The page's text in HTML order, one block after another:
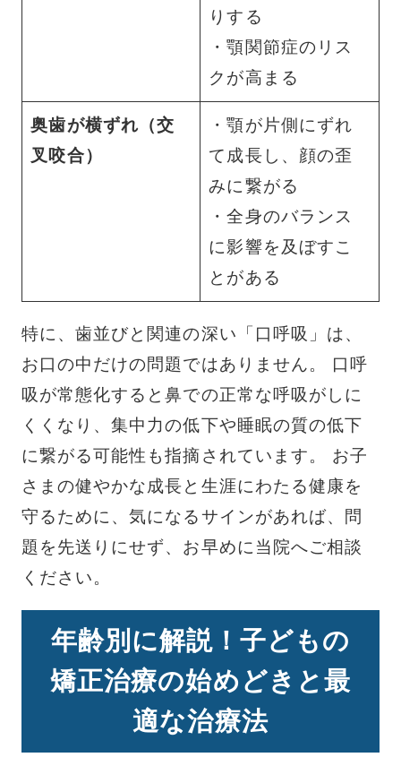
りする
・顎関節症のリス
クが高まる
奥歯が横ずれ（交
叉咬合）
・顎が片側にずれ
て成長し、顔の歪
みに繋がる
・全身のバランス
に影響を及ぼすこ
とがある
特に、歯並びと関連の深い「口呼吸」は、
お口の中だけの問題ではありません。 口呼
吸が常態化すると鼻での正常な呼吸がしに
くくなり、集中力の低下や睡眠の質の低下
に繋がる可能性も指摘されています。 お子
さまの健やかな成長と生涯にわたる健康を
守るために、気になるサインがあれば、問
題を先送りにせず、お早めに当院へご相談
ください。
年齢別に解説！子どもの
矯正治療の始めどきと最
適な治療法